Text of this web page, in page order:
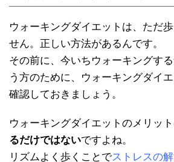
ウォーキングダイエットは、ただ
せん。正しい方法があるんです。
その前に、今いちウォーキングす
う方のために、ウォーキングダイ
確認しておきましょう。
ウォーキングダイエットのメリット
るだけではないですよね。
リズムよく歩くことでストレスの